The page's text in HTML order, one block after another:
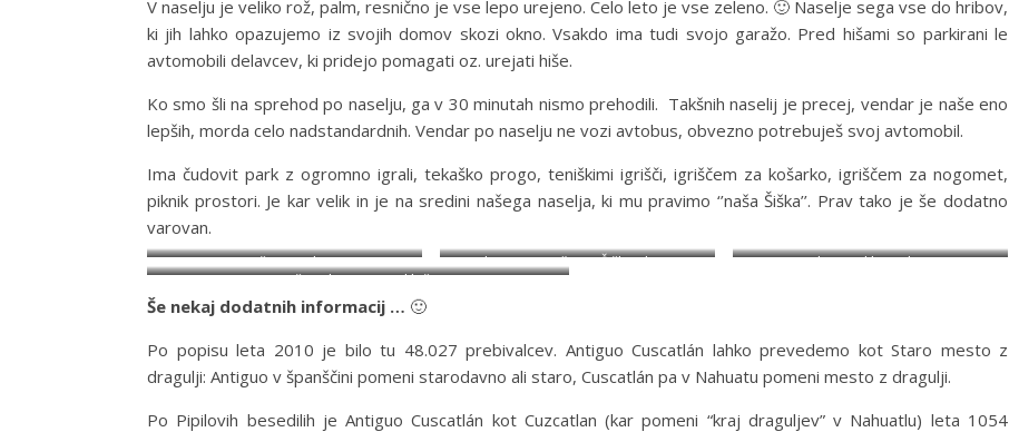
V naselju je veliko rož, palm, resnično je vse lepo urejeno. Celo leto je vse zeleno. 🙂 Naselje sega vse do hribov,
ki jih lahko opazujemo iz svojih domov skozi okno. Vsakdo ima tudi svojo garažo. Pred hišami so parkirani le
avtomobili delavcev, ki pridejo pomagati oz. urejati hiše.
Ko smo šli na sprehod po naselju, ga v 30 minutah nismo prehodili. Takšnih naselij je precej, vendar je naše eno
lepših, morda celo nadstandardnih. Vendar po naselju ne vozi avtobus, obvezno potrebuješ svoj avtomobil.
Ima čudovit park z ogromno igrali, tekaško progo, teniškimi igrišči, igriščem za košarko, igriščem za nogomet,
piknik prostori. Je kar velik in je na sredini našega naselja, ki mu pravimo ‘’naša Šiška’’. Prav tako je še dodatno
varovan.
Naše naselje
V hecu mu rečemo Šiška , ker je
Vidi se veliko zelenja
Naš park minuto od hiše
Še nekaj dodatnih informacij … 🙂
Po popisu leta 2010 je bilo tu 48.027 prebivalcev. Antiguo Cuscatlán lahko prevedemo kot Staro mesto z
dragulji: Antiguo v španščini pomeni starodavno ali staro, Cuscatlán pa v Nahuatu pomeni mesto z dragulji.
Po Pipilovih besedilih je Antiguo Cuscatlán kot Cuzcatlan (kar pomeni “kraj draguljev” v Nahuatlu) leta 1054